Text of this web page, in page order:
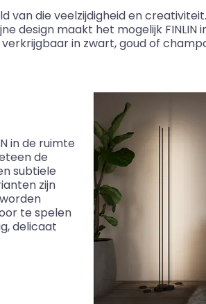
van die veelzijdigheid en
design maakt het mogelijk
in zwart, goud of
in de ruimte
de
subtiele
zijn
te spelen
delicaat